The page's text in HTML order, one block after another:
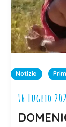
Notizie
16 Luglio